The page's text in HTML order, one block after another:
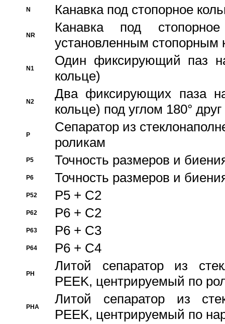
N Канавка под стопорное
NR
Канавка под
установленным стопорным
N1
Один фиксирующий паз
кольце)
N2
Два фиксирующих паза
кольце) под углом 180° друг
P
Cепаратор из
роликам
P5 Точность размеров и
P6 Точность размеров и
P52 P5 + C2
P62 P6 + C2
P63 P6 + C3
P64 P6 + C4
PH
Литой сепаратор из
PEEK, центрируемый по
PHA
Литой сепаратор из
PEEK, центрируемый по